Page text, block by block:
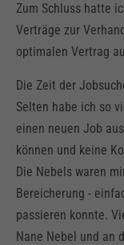
Zum Schluss hatte
Verträge zur
optimalen Vertrag
Die Zeit der
Selten habe ich so
einen neuen Job
können und keine
Die Nebels waren
Bereicherung -
passieren konnte.
Nane Nebel und an